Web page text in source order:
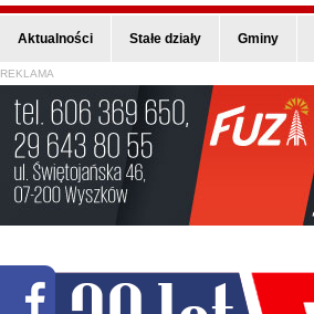
Aktualności Stałe działy Gminy
REKLAMA